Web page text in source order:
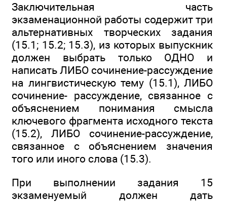
Заключительная часть
экзаменационной работы содержит три
альтернативных творческих задания
(15.1; 15.2; 15.3), из которых выпускник
должен выбрать только ОДНО и
написать ЛИБО сочинение-рассуждение
на лингвистическую тему (15.1), ЛИБО
сочинение- рассуждение, связанное с
объяснением понимания смысла
ключевого фрагмента исходного текста
(15.2), ЛИБО сочинение-рассуждение,
связанное с объяснением значения
того или иного слова (15.3).
При выполнении задания 15
экзаменуемый должен дать